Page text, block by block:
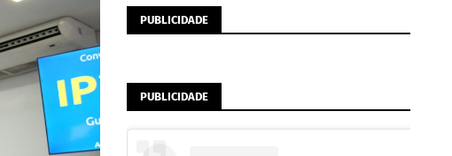
PUBLICIDADE
PUBLICIDADE